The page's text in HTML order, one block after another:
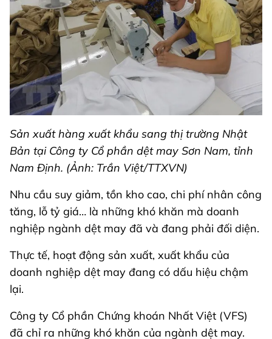
Sản xuất hàng xuất khẩu sang thị trường Nhật
Bản tại Công ty Cổ phần dệt may Sơn Nam, tỉnh
Nam Định. (Ảnh: Trần Việt/TTXVN)
Nhu cầu suy giảm, tồn kho cao, chi phí nhân công
tăng, lỗ tỷ giá… là những khó khăn mà doanh
nghiệp ngành dệt may đã và đang phải đối diện.
Thực tế, hoạt động sản xuất, xuất khẩu của
doanh nghiệp dệt may đang có dấu hiệu chậm
lại.
Công ty Cổ phần Chứng khoán Nhất Việt (VFS)
đã chỉ ra những khó khăn của ngành dệt may.